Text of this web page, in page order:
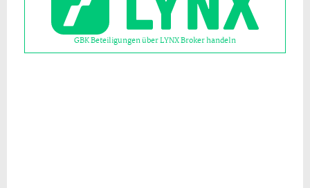
GBK Beteiligungen über LYNX Broker handeln